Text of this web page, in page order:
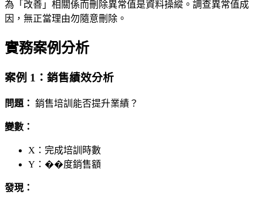
為「改善」相關係而刪除異常值是資料操縱。調查異常值成
因，無正當理由勿隨意刪除。
實務案例分析
案例 1：銷售績效分析
問題： 銷售培訓能否提升業績？
變數：
X：完成培訓時數
Y：��度銷售額
發現：